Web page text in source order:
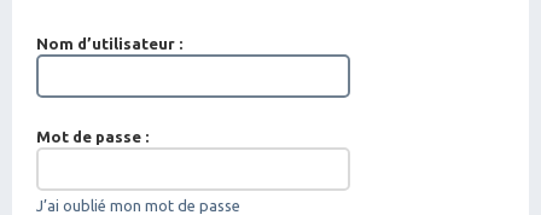
Nom d’utilisateur :
Mot de passe :
J’ai oublié mon mot de passe